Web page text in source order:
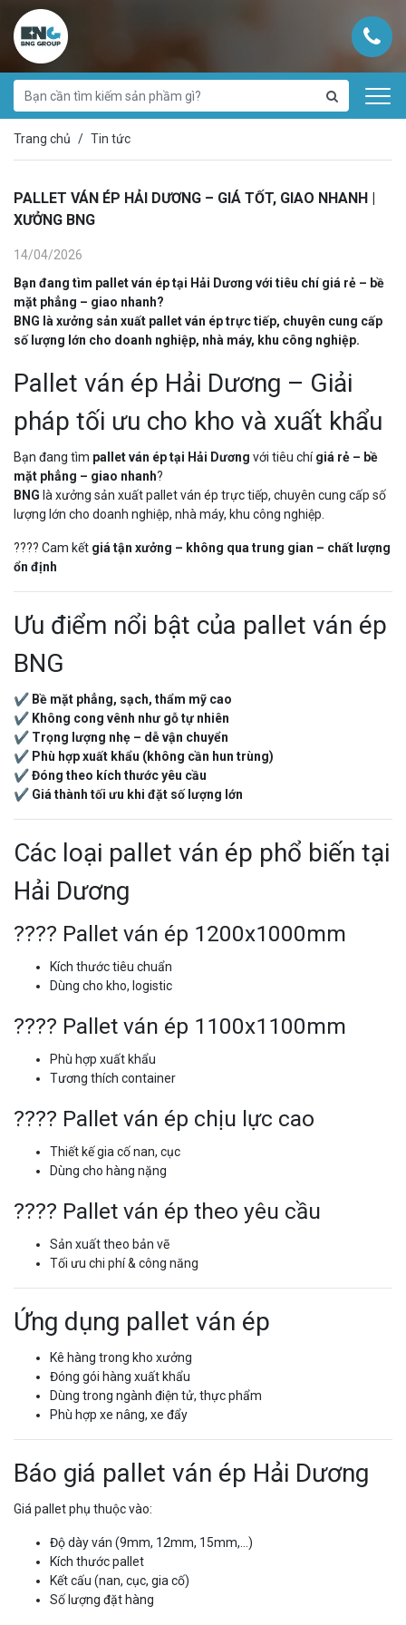
Trang chủ Tin tức
PALLET VÁN ÉP HẢI DƯƠNG – GIÁ TỐT, GIAO NHANH |
XƯỞNG BNG
14/04/2026
Bạn đang tìm pallet ván ép tại Hải Dương với tiêu chígiá rẻ – bề
mặt phẳng – giao nhanh?
BNG là xưởng sản xuất pallet ván ép trực tiếp, chuyên cung cấp
số lượng lớn cho doanh nghiệp, nhà máy, khu công nghiệp.
Pallet ván ép Hải Dương – Giải
pháp tối ưu cho kho và xuất khẩu
Bạn đang tìm pallet ván ép tại Hải Dương với tiêu chígiá rẻ – bề
mặt phẳng – giao nhanh?
BNG là xưởng sản xuất pallet ván ép trực tiếp, chuyên cung cấp số
lượng lớn cho doanh nghiệp, nhà máy, khu công nghiệp.
???? Cam kết giá tận xưởng – không qua trung gian – chất lượng
ổn định
Ưu điểm nổi bật của pallet ván ép
BNG
✔ Bề mặt phẳng, sạch, thẩm mỹ cao
✔ Không cong vênh như gỗ tự nhiên
✔ Trọng lượng nhẹ – dễ vận chuyển
✔ Phù hợp xuất khẩu (không cần hun trùng)
✔Đóng theo kích thước yêu cầu
✔ Giá thành tối ưu khi đặt số lượng lớn
Các loại pallet ván ép phổ biến tại
Hải Dương
???? Pallet ván ép 1200x1000mm
Kích thước tiêu chuẩn
Dùng cho kho, logistic
???? Pallet ván ép 1100x1100mm
Phù hợp xuất khẩu
Tương thích container
???? Pallet ván ép chịu lực cao
Thiết kế gia cố nan, cục
Dùng cho hàng nặng
???? Pallet ván ép theo yêu cầu
Sản xuất theo bản vẽ
Tối ưu chi phí & công năng
Ứng dụng pallet ván ép
Kê hàng trong kho xưởng
Đóng gói hàng xuất khẩu
Dùng trong ngành điện tử, thực phẩm
Phù hợp xe nâng, xe đẩy
Báo giá pallet ván ép Hải Dương
Giá pallet phụ thuộc vào:
Độ dày ván (9mm, 12mm, 15mm,…)
Kích thước pallet
Kết cấu (nan, cục, gia cố)
Số lượng đặt hàng